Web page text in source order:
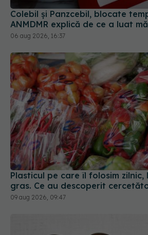
Colebil și Panzcebil, blocate
ANMDMR explică de ce a luat
06 aug 2026, 16:37
Plasticul pe care îl folosim
gras. Ce au descoperit
09 aug 2026, 09:47